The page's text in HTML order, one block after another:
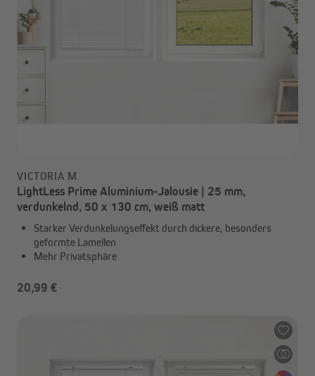
VICTORIA M
LightLess Prime Aluminium-Jalousie | 25 mm,
verdunkelnd, 50 x 130 cm, weiß matt
Starker Verdunkelungseffekt durch dickere, besonders
geformte Lamellen
Mehr Privatsphäre
20,99 €